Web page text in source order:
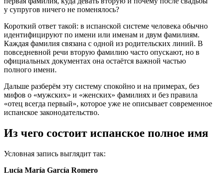
у супругов ничего не поменялось?
Короткий ответ такой: в испанской системе человека обычно
идентифицируют по имени или именам и двум фамилиям.
Каждая фамилия связана с одной из родительских линий. В
повседневной речи вторую фамилию часто опускают, но в
официальных документах она остаётся важной частью
полного имени.
Дальше разберём эту систему спокойно и на примерах, без
мифов о «мужских» и «женских» фамилиях и без правила
«отец всегда первый», которое уже не описывает современное
испанское законодательство.
Из чего состоит испанское полное имя
Условная запись выглядит так:
Lucía María García Romero